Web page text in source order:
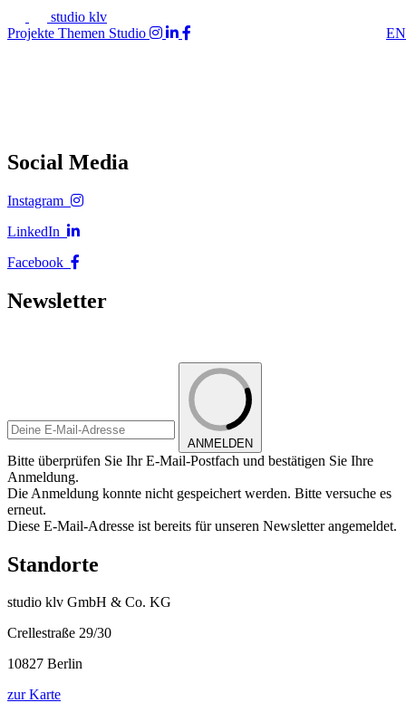
studio klv
Projekte Themen Studio EN
Social Media
Instagram
LinkedIn
Facebook
Newsletter
ANMELDEN
Bitte überprüfen Sie Ihr E-Mail-Postfach und bestätigen Sie Ihre
Anmeldung.
Die Anmeldung konnte nicht gespeichert werden. Bitte versuche es
erneut.
Diese E-Mail-Adresse ist bereits für unseren Newsletter angemeldet.
Standorte
studio klv GmbH & Co. KG
Crellestraße 29/30
10827 Berlin
zur Karte